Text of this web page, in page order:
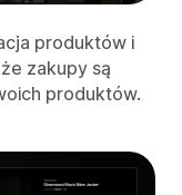
produktów i
zakupy są
produktów.